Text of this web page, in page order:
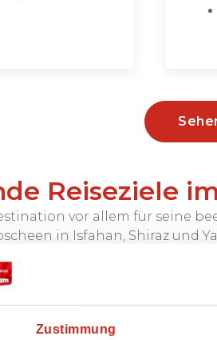
Zustimmung
Reiseziele
vor allem für seine
in Isfahan, Shiraz und
atemberaubende
sind die bekanntesten).
der bekannteste ist der Mt.
über wunderschöne Städte,
Bergdörfer – alles ist dabei.